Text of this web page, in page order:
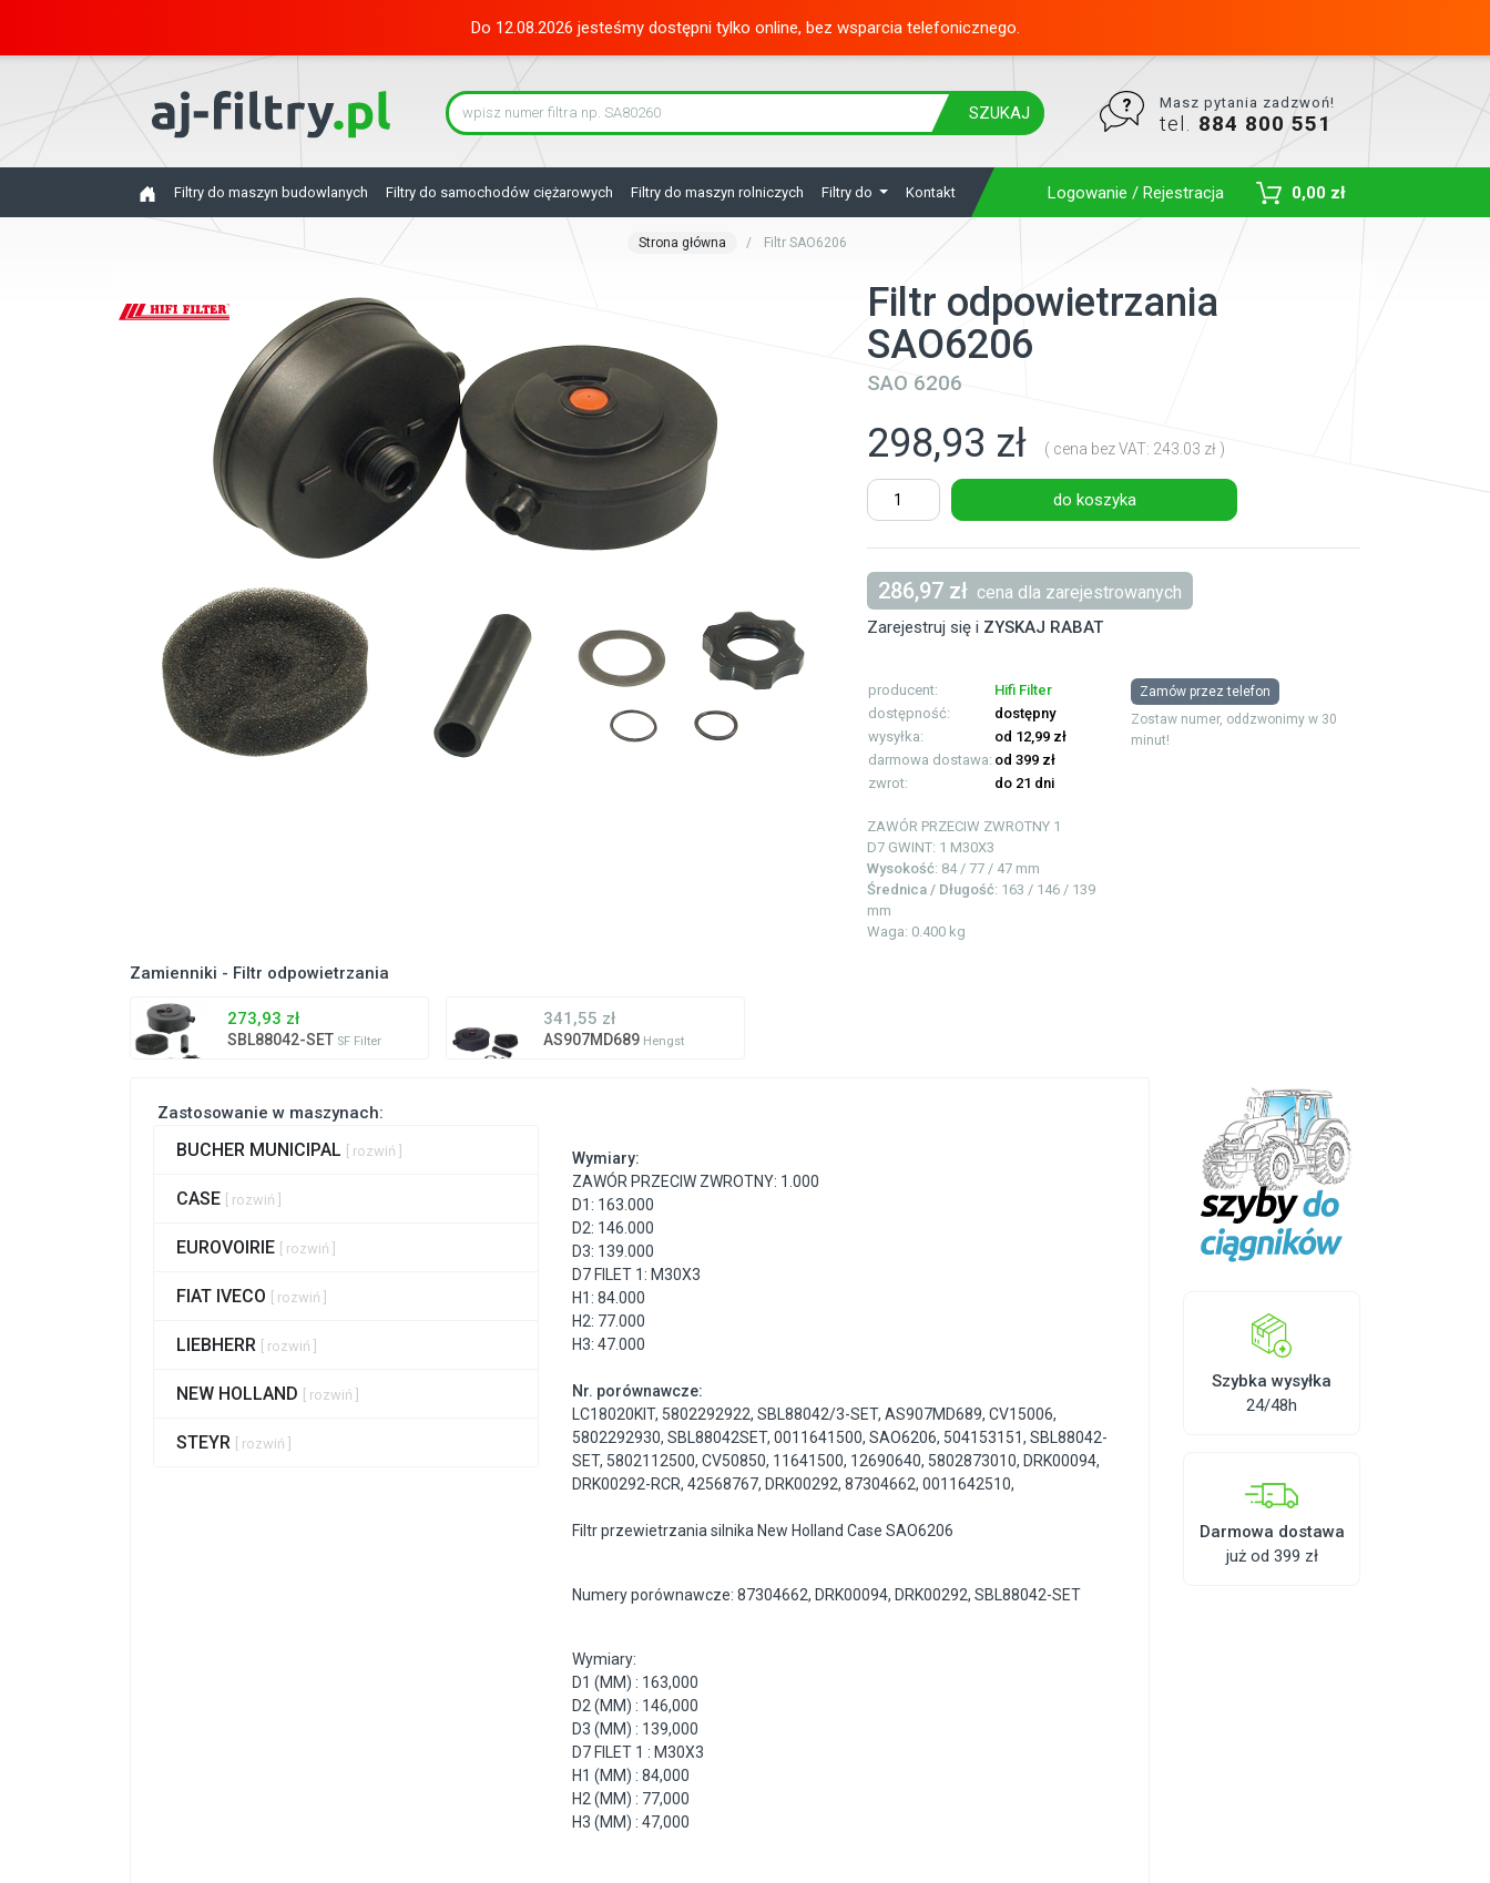
Do 12.08.2026 jesteśmy dostępni tylko online, bez wsparcia telefonicznego.
SZUKAJ
Masz pytania zadzwoń!
tel. 884 800 551
Filtry do maszyn budowlanych Filtry do samochodów ciężarowych Filtry do maszyn rolniczych Filtry do Kontakt Logowanie / Rejestracja 0,00 zł
Strona główna Filtr SAO6206
Filtr odpowietrzania
SAO6206
SAO 6206
298,93 zł ( cena bez VAT: 243.03 zł )
do koszyka
286,97 zł cena dla zarejestrowanych
Zarejestruj się i ZYSKAJ RABAT
producent:
Hifi Filter
dostępność:
dostępny
wysyłka:
od 12,99 zł
darmowa dostawa: od 399 zł
zwrot:
do 21 dni
ZAWÓR PRZECIW ZWROTNY 1
D7 GWINT: 1 M30X3
Wysokość: 84 / 77 / 47 mm
Średnica / Długość: 163 / 146 / 139
mm
Waga: 0.400 kg
Zamów przez telefon
Zostaw numer, oddzwonimy w 30
minut!
Zamienniki - Filtr odpowietrzania
273,93 zł
SBL88042-SET SF Filter
341,55 zł
AS907MD689 Hengst
Zastosowanie w maszynach:
BUCHER MUNICIPAL [ rozwiń ]
CASE [ rozwiń ]
EUROVOIRIE [ rozwiń ]
FIAT IVECO [ rozwiń ]
LIEBHERR [ rozwiń ]
NEW HOLLAND [ rozwiń ]
STEYR [ rozwiń ]
Wymiary:
ZAWÓR PRZECIW ZWROTNY: 1.000
D1: 163.000
D2: 146.000
D3: 139.000
D7 FILET 1: M30X3
H1: 84.000
H2: 77.000
H3: 47.000
Nr. porównawcze:
LC18020KIT, 5802292922,SBL88042/3-SET,AS907MD689,CV15006,
5802292930,SBL88042SET,0011641500,SAO6206, 504153151,SBL88042-
SET, 5802112500,CV50850, 11641500, 12690640, 5802873010, DRK00094,
DRK00292-RCR,42568767, DRK00292,87304662,0011642510,
Filtr przewietrzania silnika New Holland Case SAO6206
Numery porównawcze: 87304662, DRK00094, DRK00292, SBL88042-SET
Wymiary:
D1 (MM) : 163,000
D2 (MM) : 146,000
D3 (MM) : 139,000
D7 FILET 1 : M30X3
H1 (MM) : 84,000
H2 (MM) : 77,000
H3 (MM) : 47,000
Szybka wysyłka
24/48h
Darmowa dostawa
już od 399 zł